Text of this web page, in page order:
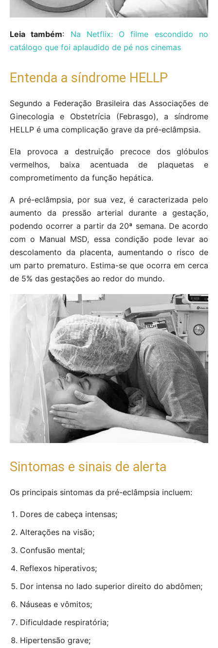
Leia também: Na Netflix: O filme escondido no
catálogo que foi aplaudido de pé nos cinemas
Entenda a síndrome HELLP
Segundo a Federação Brasileira das Associações de
Ginecologia e Obstetrícia (Febrasgo), a síndrome
HELLP é uma complicação grave da pré-eclâmpsia.
Ela provoca a destruição precoce dos glóbulos
vermelhos, baixa acentuada de plaquetas e
comprometimento da função hepática.
A pré-eclâmpsia, por sua vez, é caracterizada pelo
aumento da pressão arterial durante a gestação,
podendo ocorrer a partir da 20ª semana. De acordo
com o Manual MSD, essa condição pode levar ao
descolamento da placenta, aumentando o risco de
um parto prematuro. Estima-se que ocorra em cerca
de 5% das gestações ao redor do mundo.
Sintomas e sinais de alerta
Os principais sintomas da pré-eclâmpsia incluem:
Dores de cabeça intensas;
Alterações na visão;
Confusão mental;
Reflexos hiperativos;
Dor intensa no lado superior direito do abdômen;
Náuseas e vômitos;
Dificuldade respiratória;
Hipertensão grave;